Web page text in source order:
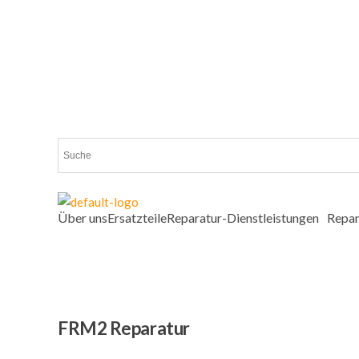
Über unsErsatzteileReparatur-Dienstleistungen
FRM2 Reparatur